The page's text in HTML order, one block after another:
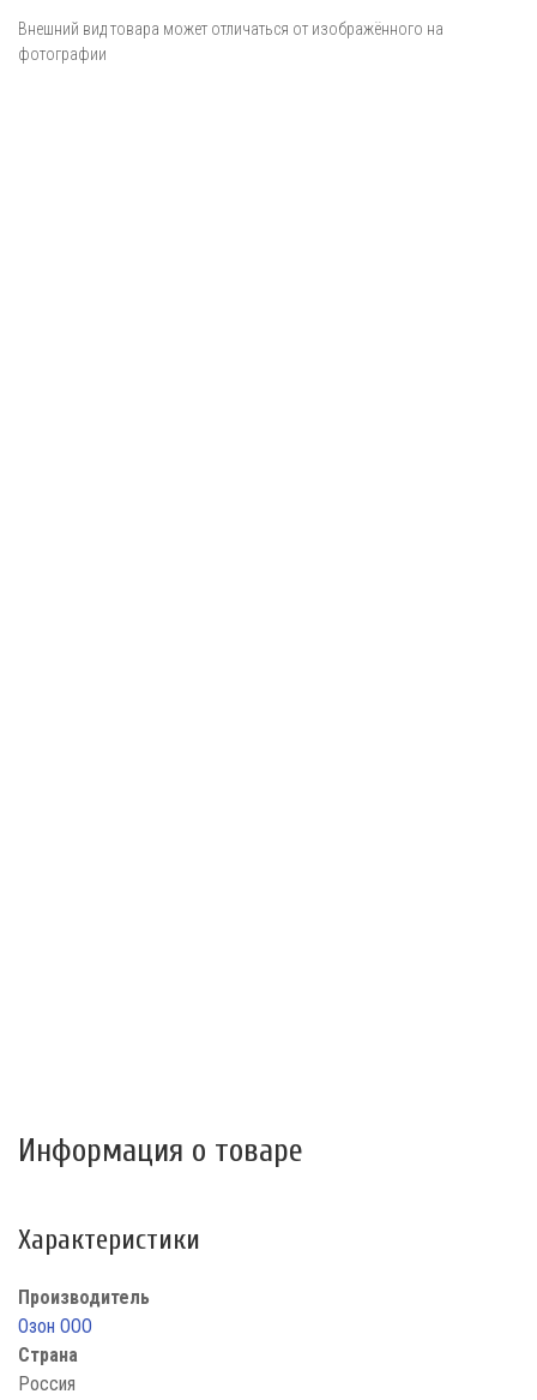
Внешний вид товара может отличаться от изображённого на
фотографии
Информация о товаре
Характеристики
Производитель
Озон ООО
Страна
Россия